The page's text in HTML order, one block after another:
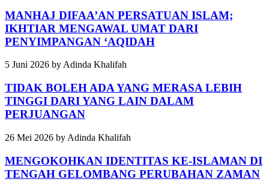
MANHAJ DIFAA’AN PERSATUAN ISLAM;
IKHTIAR MENGAWAL UMAT DARI
PENYIMPANGAN ‘AQIDAH
5 Juni 2026 by Adinda Khalifah
TIDAK BOLEH ADA YANG MERASA LEBIH
TINGGI DARI YANG LAIN DALAM
PERJUANGAN
26 Mei 2026 by Adinda Khalifah
MENGOKOHKAN IDENTITAS KE-ISLAMAN DI
TENGAH GELOMBANG PERUBAHAN ZAMAN